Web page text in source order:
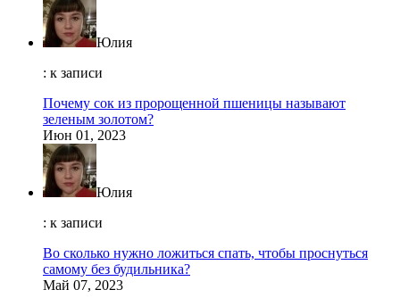
Юлия
: к записи
Почему сок из пророщенной пшеницы называют
зеленым золотом?
Июн 01, 2023
Юлия
: к записи
Во сколько нужно ложиться спать, чтобы проснуться
самому без будильника?
Май 07, 2023